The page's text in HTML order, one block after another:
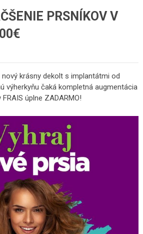
PRSNÍKOV V
krásny dekolt s implantátmi od
výherkyňu čaká kompletná augmentácia
úplne ZADARMO!